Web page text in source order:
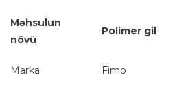
Məhsulun
növü
Polimer gil
Marka Fimo